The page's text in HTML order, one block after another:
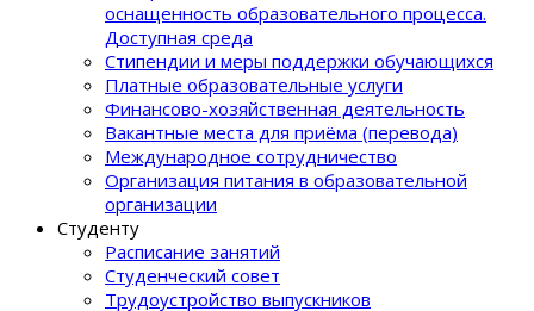
оснащенность образовательного процеcса.
Доступная среда
Стипендии и меры поддержки обучающихся
Платные образовательные услуги
Финансово-хозяйственная деятельность
Вакантные места для приёма (перевода)
Международное сотрудничество
Организация питания в образовательной
организации
Студенту
Расписание занятий
Студенческий совет
Трудоустройство выпускников